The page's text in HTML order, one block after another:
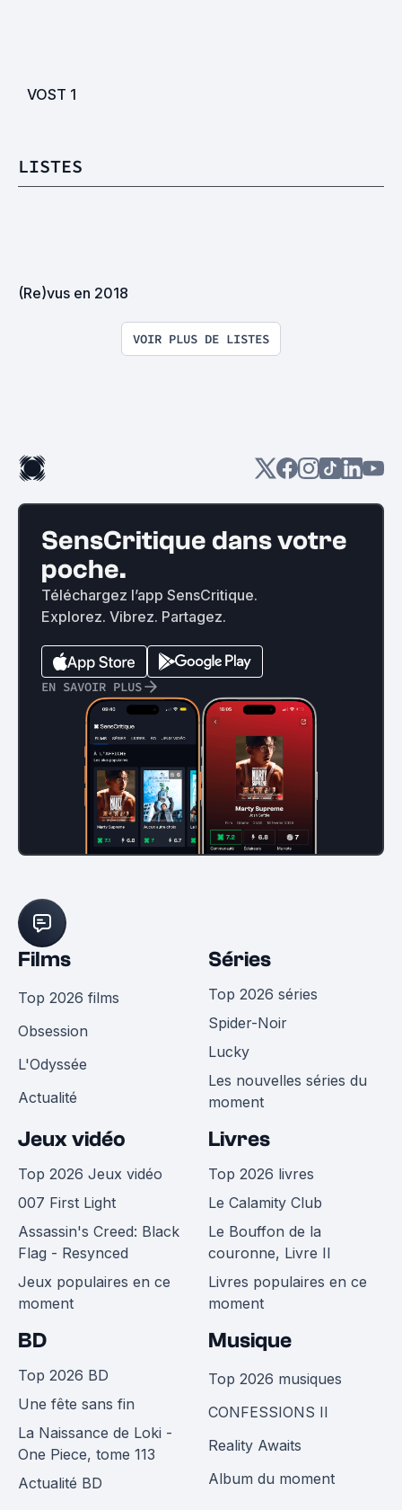
VOST 1
LISTES
(Re)vus en 2018
VOIR PLUS DE LISTES
SensCritique dans votre
poche.
Téléchargez l’app SensCritique.
Explorez. Vibrez. Partagez.
EN SAVOIR PLUS
Films
Top 2026 films
Obsession
L'Odyssée
Actualité
Séries
Top 2026 séries
Spider-Noir
Lucky
Les nouvelles séries du
moment
Jeux vidéo
Top 2026 Jeux vidéo
007 First Light
Assassin's Creed: Black
Flag - Resynced
Jeux populaires en ce
moment
Livres
Top 2026 livres
Le Calamity Club
Le Bouffon de la
couronne, Livre II
Livres populaires en ce
moment
BD
Top 2026 BD
Une fête sans fin
La Naissance de Loki -
One Piece, tome 113
Actualité BD
Musique
Top 2026 musiques
CONFESSIONS II
Reality Awaits
Album du moment